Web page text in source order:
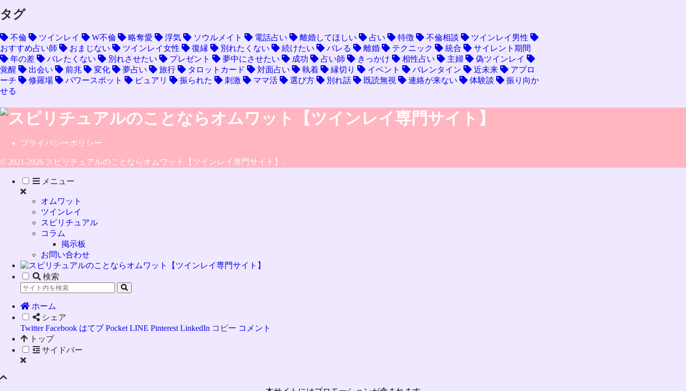
タグ
不倫 ツインレイ W不倫 略奪愛 浮気 ソウルメイト 電話占い 離婚してほしい 占い 特徴 不倫相談
ツインレイ男性
おすすめ占い師
おまじない ツインレイ女性 復縁 別れたくない 続けたい バレる 離婚 テクニック 統合
サイレント期間
年の差
バレたくない 別れさせたい プレゼント 夢中にさせたい 成功 占い師 きっかけ 相性占い 主婦
偽ツインレイ
覚醒
出会い 前兆 変化 夢占い 旅行 タロットカード 対面占い 執着 縁切り イベント バレンタイン 近未来
アプロ
ーチ
修羅場 パワースポット ピュアリ 振られた 刺激 ママ活 選び方 別れ話 既読無視 連絡が来ない 体験談
振り向か
せる
プライバシーポリシー
© 2021-2026 スピリチュアルのことならオムワット【ツインレイ専門サイト】.
メニュー
オムワット
ツインレイ
スピリチュアル
コラム
掲示板
お問い合わせ
検索
ホーム
シェア
Twitter Facebook はてブ Pocket LINE Pinterest LinkedIn コピー コメント
トップ
サイドバー